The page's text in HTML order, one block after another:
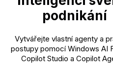
podnikání
Vytvářejte vlastní agenty a
postupy pomocí Windows AI
Copilot Studio a Copilot